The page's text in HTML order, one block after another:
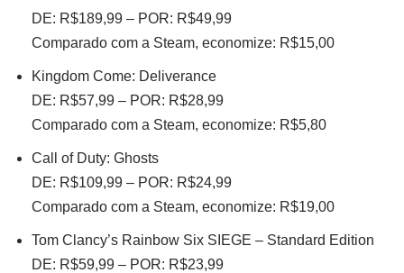
DE: R$189,99 – POR: R$49,99
Comparado com a Steam, economize: R$15,00
Kingdom Come: Deliverance
DE: R$57,99 – POR: R$28,99
Comparado com a Steam, economize: R$5,80
Call of Duty: Ghosts
DE: R$109,99 – POR: R$24,99
Comparado com a Steam, economize: R$19,00
Tom Clancy’s Rainbow Six SIEGE – Standard Edition
DE: R$59,99 – POR: R$23,99